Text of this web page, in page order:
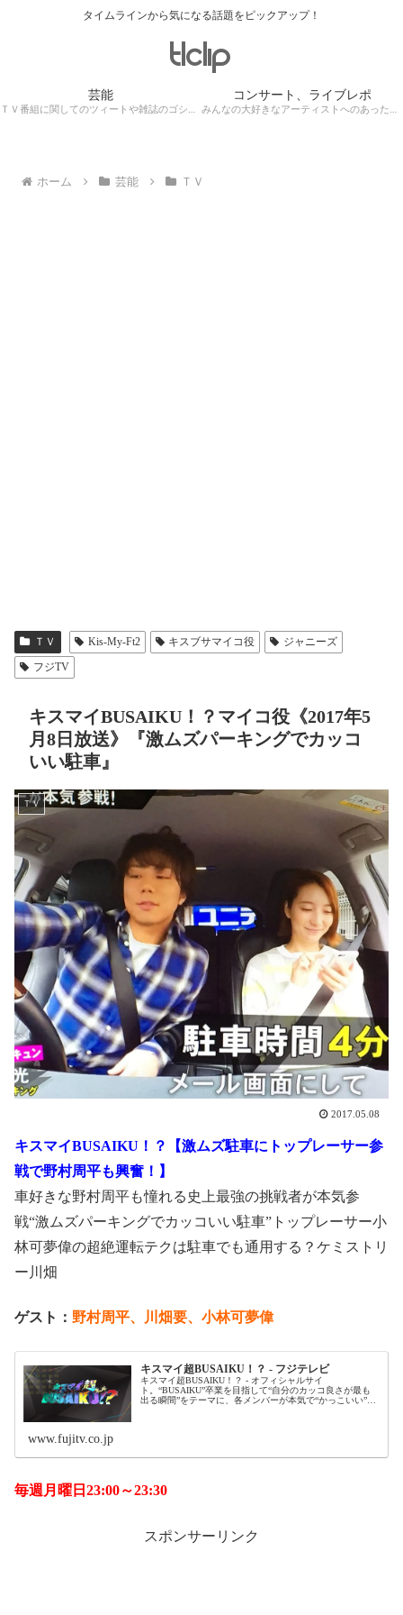
タイムラインから気になる話題をピックアップ！
芸能
ＴＶ番組に関してのツィートや雑誌のゴシップ記事、芸能人目撃情報・ロケ現場遭遇・・・
コンサート、ライブレポ
みんなの大好きなアーティストへのあったかぁ～い思いをツイッターレポートに保存！
ホーム 芸能 ＴＶ
ＴＶ Kis-My-Ft2 キスブサマイコ役
ジャニーズ
フジTV
キスマイBUSAIKU！？マイコ役《2017年5
月8日放送》『激ムズパーキングでカッコ
いい駐車』
ＴＶ
2017.05.08
キスマイBUSAIKU！？【激ムズ駐車にトップレーサー参
戦で野村周平も興奮！】
車好きな野村周平も憧れる史上最強の挑戦者が本気参
戦“激ムズパーキングでカッコいい駐車”トップレーサー小
林可夢偉の超絶運転テクは駐車でも通用する？ケミストリ
ー川畑
ゲスト： 野村周平、川畑要、小林可夢偉
キスマイ超BUSAIKU！？ - フジテレビ
キスマイ超BUSAIKU！？ - オフィシャルサイ
ト。“BUSAIKU”卒業を目指して“自分のカッコ良さが最も
出る瞬間”をテーマに、各メンバーが本気で“かっこいい”と
www.fujitv.co.jp
毎週月曜日23:00～23:30
スポンサーリンク